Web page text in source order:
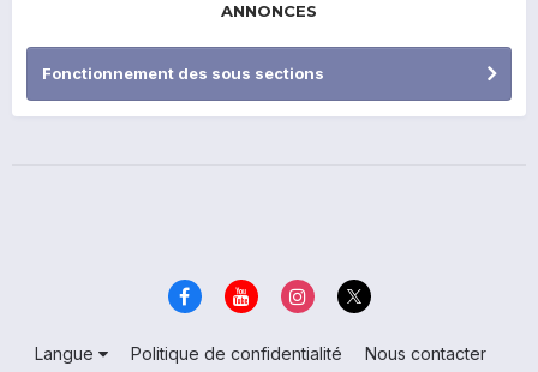
ANNONCES
Fonctionnement des sous sections
Langue Politique de confidentialité
Nous contacter